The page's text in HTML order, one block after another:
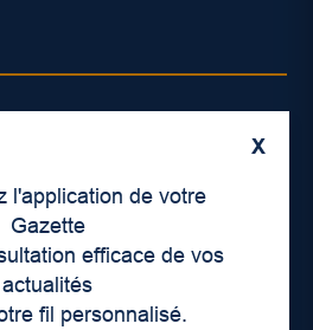
X
l'application de votre
Gazette
efficace de vos
actualités
fil personnalisé.